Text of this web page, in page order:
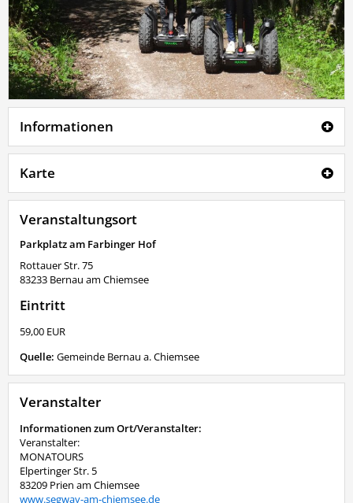
Informationen
Karte
Veranstaltungsort
Parkplatz am Farbinger Hof
Rottauer Str. 75
83233 Bernau am Chiemsee
Eintritt
59,00 EUR
Quelle: Gemeinde Bernau a. Chiemsee
Veranstalter
Informationen zum Ort/Veranstalter:
Veranstalter:
MONATOURS
Elpertinger Str. 5
83209 Prien am Chiemsee
www.segway-am-chiemsee.de